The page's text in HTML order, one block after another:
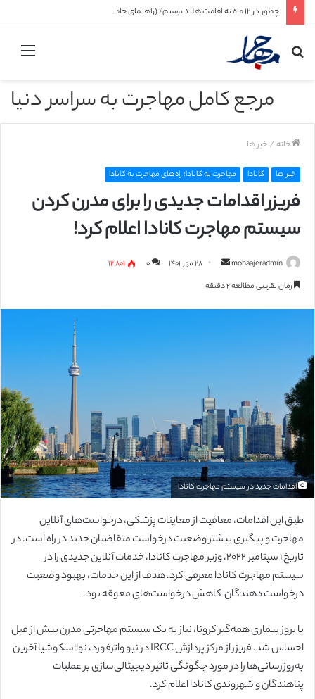
جستجو
مرجع کامل مهاجرت به سراسر دنیا
خانه / خبر ها
خبر ها کانادا مهاجرت به کانادا؛ راه‌های مهاجرت به کانادا
فریزر اقدامات جدیدی را برای مدرن کردن
سیستم مهاجرت کانادا اعلام کرد!
mohaajeradmin
ر
م
ل
۲۸ مهر ۱۴۰۱ ۰
۱۲,۸۰۱
زمان تقریبی مطالعه ۲ دقیقه
اقدامات جدید در سیستم مهاجرت کانادا
طبق این اقدامات، معافیت از معاینات پزشکی، درخواست‌های آنلاین
مهاجرت و پیگیری بیشتر وضعیت درخواست متقاضیان جدید در راه است. در
تاریخ ۱ سپتامبر ۲۰۲۲، وزیر مهاجرت کانادا، خدمات آنلاین جدیدی را در
سیستم مهاجرت کانادا معرفی کرد. هدف از این خدمات، بهبود وضعیت
درخواست دهندگان کاهش درخواست‌های معوقه بود.
با بروز بیماری همه‌گیر کرونا، نیاز به یک سیستم مهاجرتی مدرن بیش از قبل
احساس شد. فریزر از مرکز پردازش IRCC در نیو واترفورد، نوااسکوشیا آخرین
به‌روزرسانی‌ها را در مورد چگونگی تاثیر دیجیتالی‌سازی بر عملیات
پناهندگان و شهروندی کانادا اعلام کرد.